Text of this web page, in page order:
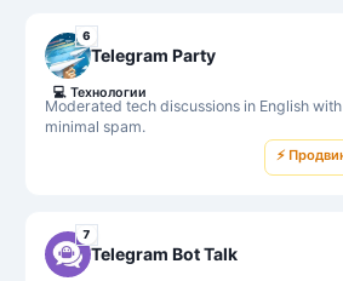
6
Telegram Party
Moderated tech discussions in English
minimal spam.
💻 Технологии
⚡
7
Telegram Bot Talk